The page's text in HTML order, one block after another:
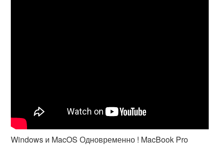
Windows и MacOS Одновременно ! MacBook Pro